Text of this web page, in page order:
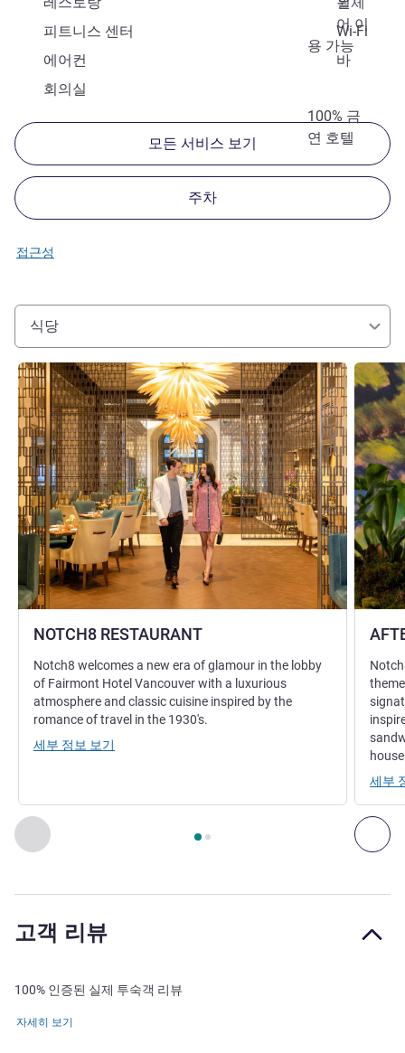
어 이
용 가능
피트니스 센터
Wi-Fi
에어컨
바
회의실
100% 금
연 호텔
모든 서비스 보기
주차
접근성
식당
이전 - 레스토랑 다
2 페이지 , 레스토랑 1 : NOTCH8 RESTAURANT , 레스토랑 2
NOTCH8 RESTAURANT
세부 정보 보기
Notch8 welcomes a new era of glamour in the lobby
of Fairmont Hotel Vancouver with a luxurious
atmosphere and classic cuisine inspired by the
romance of travel in the 1930's.
세부 정보 보기
세부 정
세부
고객 리뷰
100% 인증된 실제 투숙객 리뷰
자세히 보기